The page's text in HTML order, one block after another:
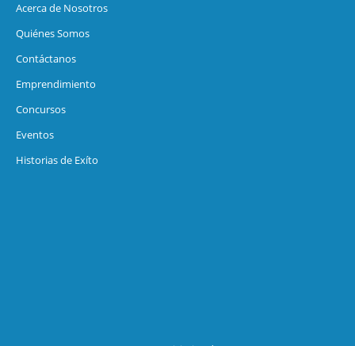
Acerca de Nosotros
Quiénes Somos
Contáctanos
Emprendimiento
Concursos
Eventos
Historias de Exíto